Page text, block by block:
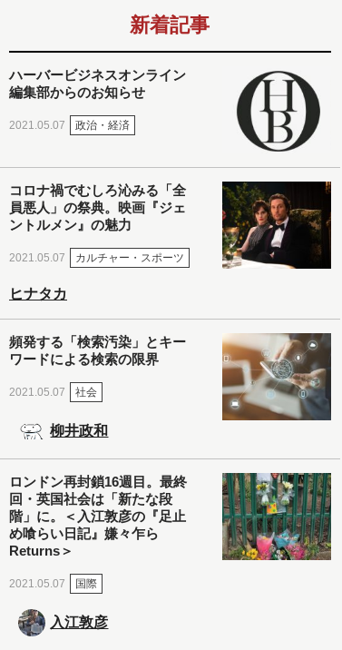
新着記事
ハーバービジネスオンライン
編集部からのお知らせ
2021.05.07 政治・経済
コロナ禍でむしろ沁みる「全
員悪人」の祭典。映画『ジェ
ントルメン』の魅力
2021.05.07 カルチャー・スポーツ
ヒナタカ
頻発する「検索汚染」とキー
ワードによる検索の限界
2021.05.07 社会
柳井政和
ロンドン再封鎖16週目。最終
回・英国社会は「新たな段
階」に。＜入江敦彦の『足止
め喰らい日記』嫌々乍ら
Returns＞
2021.05.07 国際
入江敦彦